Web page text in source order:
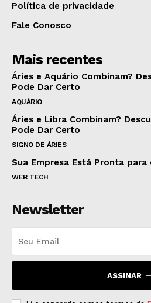
Política de privacidade
Fale Conosco
Mais recentes
Áries e Aquário Combinam?
Pode Dar Certo
AQUÁRIO
Áries e Libra Combinam?
Pode Dar Certo
SIGNO DE ÁRIES
Sua Empresa Está Pronta para
WEB TECH
Newsletter
ASSINAR